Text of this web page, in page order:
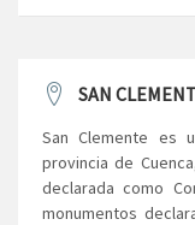
SAN
San Clemente es
provincia de
declarada como
monumentos